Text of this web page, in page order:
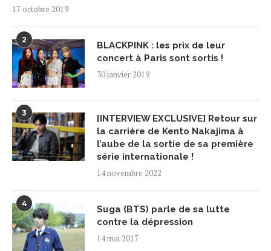
17 octobre 2019
2
BLACKPINK : les prix de leur
concert à Paris sont sortis !
30 janvier 2019
3
[INTERVIEW EXCLUSIVE] Retour sur
la carrière de Kento Nakajima à
l’aube de la sortie de sa première
série internationale !
14 novembre 2022
4
Suga (BTS) parle de sa lutte
contre la dépression
14 mai 2017